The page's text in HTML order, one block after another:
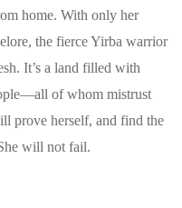
home. With only her
the fierce Yirba warrior
It’s a land filled with
of whom mistrust
prove herself, and find the
will not fail.